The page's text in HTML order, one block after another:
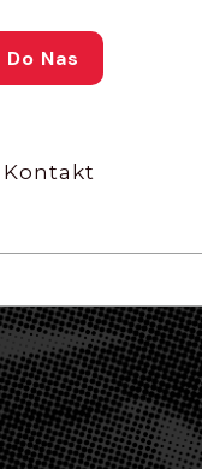
Do Nas
Kontakt